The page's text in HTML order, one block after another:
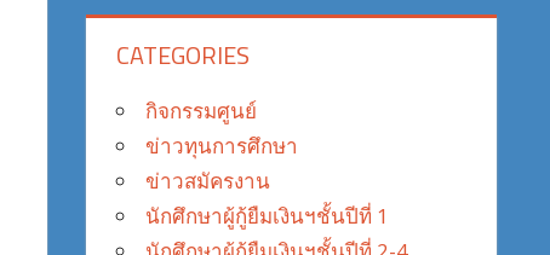
CATEGORIES
กิจกรรมศูนย์
ข่าวทุนการศึกษา
ข่าวสมัครงาน
นักศึกษาผู้กู้ยืมเงินฯชั้นปีที่ 1